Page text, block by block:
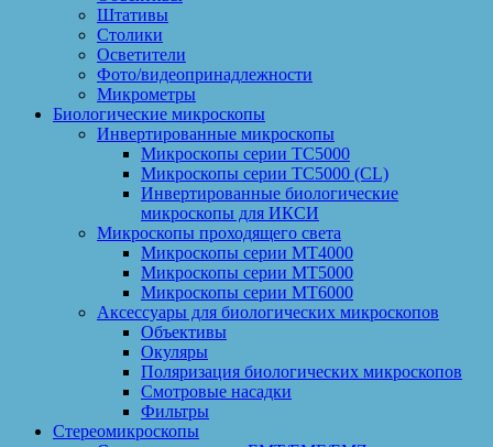
Штативы
Столики
Осветители
Фото/видеопринадлежности
Микрометры
Биологические микроскопы
Инвертированные микроскопы
Микроскопы серии ТС5000
Микроскопы серии ТС5000 (CL)
Инвертированные биологические
микроскопы для ИКСИ
Микроскопы проходящего света
Микроскопы серии МТ4000
Микроскопы серии МТ5000
Микроскопы серии МТ6000
Аксессуары для биологических микроскопов
Объективы
Окуляры
Поляризация биологических микроскопов
Смотровые насадки
Фильтры
Стереомикроскопы